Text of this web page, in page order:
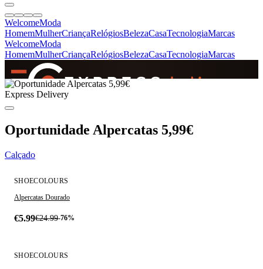
WelcomeModa
HomemMulherCriançaRelógiosBelezaCasaTecnologiaMarcas
WelcomeModa
HomemMulherCriançaRelógiosBelezaCasaTecnologiaMarcas
SINCE 2005
+de 36.000 reviews
Express Delivery
Oportunidade Alpercatas 5,99€
Calçado
SHOECOLOURS
Alpercatas Dourado
€5.99€24.99-76%
SHOECOLOURS